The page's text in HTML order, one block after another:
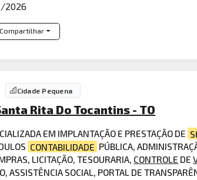
2026
Compartilhar
Cidade Pequena
Rita Do Tocantins - TO
EM IMPLANTAÇÃO E PRESTAÇÃO DE
CONTABILIDADE PÚBLICA,
LICITAÇÃO, TESOURARIA, CONTROLE DE
ASSISTÊNCIA SOCIAL, PORTAL DE